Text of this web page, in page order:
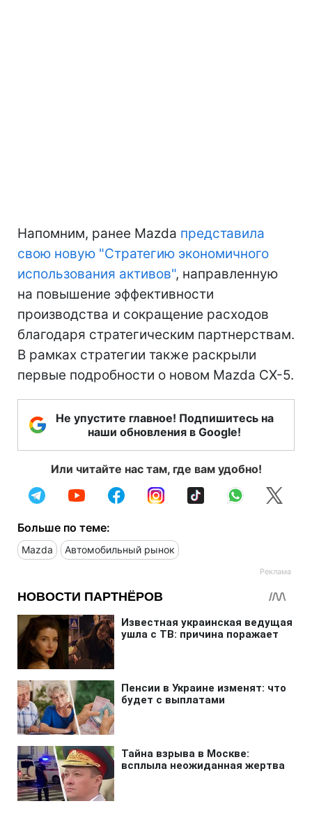
Напомним, ранее Mazda представила
свою новую "Стратегию экономичного
использования активов", направленную
на повышение эффективности
производства и сокращение расходов
благодаря стратегическим партнерствам.
В рамках стратегии также раскрыли
первые подробности о новом Mazda СХ-5.
Не упустите главное! Подпишитесь на
наши обновления в Google!
Или читайте нас там, где вам удобно!
Больше по теме:
Mazda Автомобильный рынок